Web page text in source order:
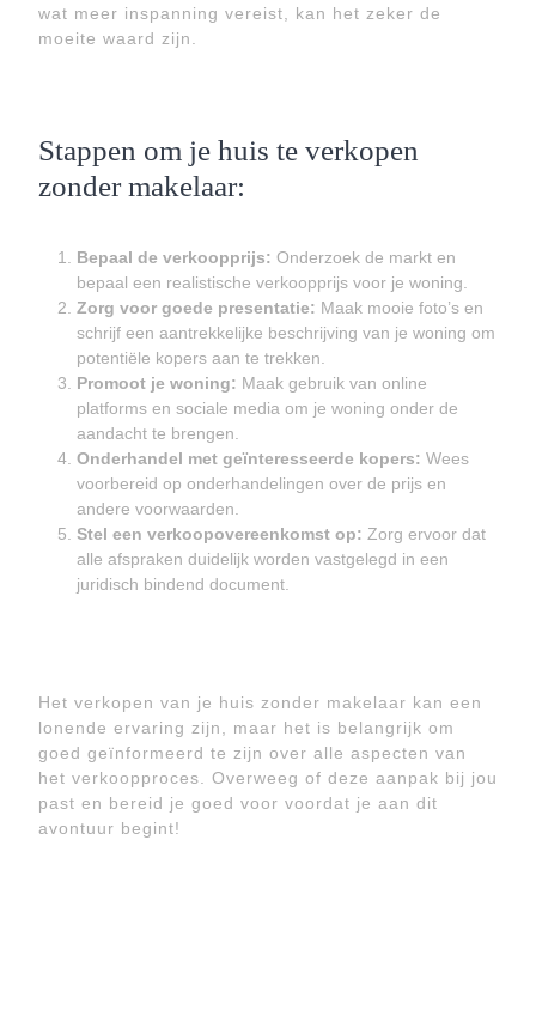
wat meer inspanning vereist, kan het zeker de
moeite waard zijn.
Stappen om je huis te verkopen
zonder makelaar:
Bepaal de verkoopprijs: Onderzoek de markt en
bepaal een realistische verkoopprijs voor je woning.
Zorg voor goede presentatie: Maak mooie foto’s en
schrijf een aantrekkelijke beschrijving van je woning om
potentiële kopers aan te trekken.
Promoot je woning: Maak gebruik van online
platforms en sociale media om je woning onder de
aandacht te brengen.
Onderhandel met geïnteresseerde kopers: Wees
voorbereid op onderhandelingen over de prijs en
andere voorwaarden.
Stel een verkoopovereenkomst op: Zorg ervoor dat
alle afspraken duidelijk worden vastgelegd in een
juridisch bindend document.
Het verkopen van je huis zonder makelaar kan een
lonende ervaring zijn, maar het is belangrijk om
goed geïnformeerd te zijn over alle aspecten van
het verkoopproces. Overweeg of deze aanpak bij jou
past en bereid je goed voor voordat je aan dit
avontuur begint!